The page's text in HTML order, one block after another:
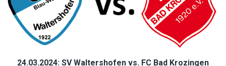
24.03.2024: SV Waltershofen vs. FC Bad Krozingen